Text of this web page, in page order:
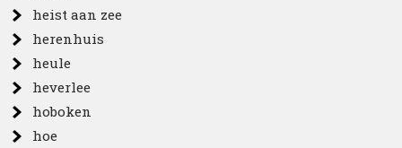
heist aan zee
herenhuis
heule
heverlee
hoboken
hoe